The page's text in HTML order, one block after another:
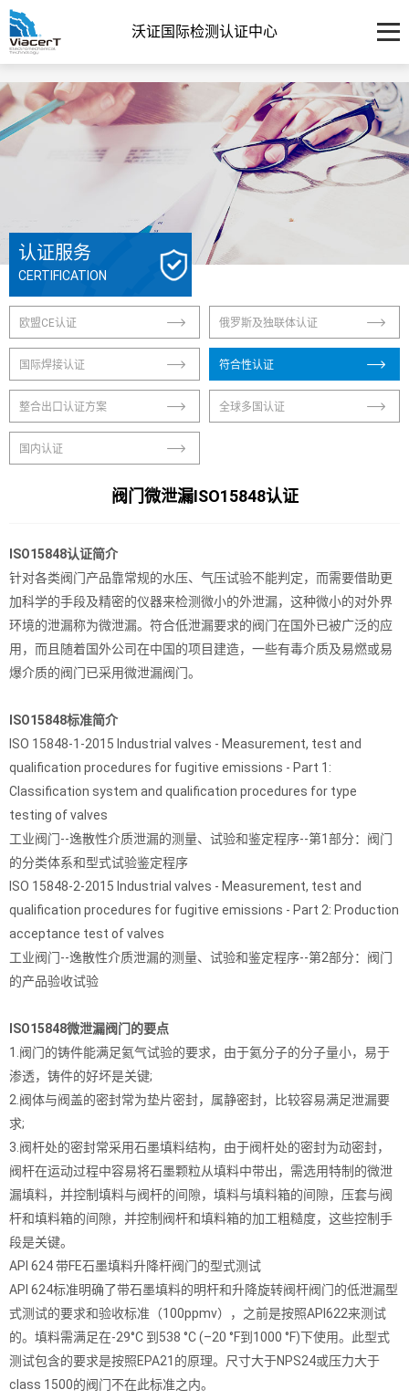
沃证国际检测认证中心
认证服务
CERTIFICATION
欧盟CE认证 俄罗斯及独联体认证
国际焊接认证 符合性认证
整合出口认证方案 全球多国认证
国内认证
阀门微泄漏ISO15848认证
ISO15848认证简介
针对各类阀门产品靠常规的水压、气压试验不能判定，而需要借助更
加科学的手段及精密的仪器来检测微小的外泄漏，这种微小的对外界
环境的泄漏称为微泄漏。符合低泄漏要求的阀门在国外已被广泛的应
用，而且随着国外公司在中国的项目建造，一些有毒介质及易燃或易
爆介质的阀门已采用微泄漏阀门。
ISO15848标准简介
ISO 15848-1-2015 Industrial valves - Measurement, test and
qualification procedures for fugitive emissions - Part 1:
Classification system and qualification procedures for type
testing of valves
工业阀门--逸散性介质泄漏的测量、试验和鉴定程序--第1部分：阀门
的分类体系和型式试验鉴定程序
ISO 15848-2-2015 Industrial valves - Measurement, test and
qualification procedures for fugitive emissions - Part 2: Production
acceptance test of valves
工业阀门--逸散性介质泄漏的测量、试验和鉴定程序--第2部分：阀门
的产品验收试验
ISO15848微泄漏阀门的要点
1.阀门的铸件能满足氦气试验的要求，由于氦分子的分子量小，易于
渗透，铸件的好坏是关键;
2.阀体与阀盖的密封常为垫片密封，属静密封，比较容易满足泄漏要
求;
3.阀杆处的密封常采用石墨填料结构，由于阀杆处的密封为动密封，
阀杆在运动过程中容易将石墨颗粒从填料中带出，需选用特制的微泄
漏填料，并控制填料与阀杆的间隙，填料与填料箱的间隙，压套与阀
杆和填料箱的间隙，并控制阀杆和填料箱的加工粗糙度，这些控制手
段是关键。
API 624 带FE石墨填料升降杆阀门的型式测试
API 624标准明确了带石墨填料的明杆和升降旋转阀杆阀门的低泄漏型
式测试的要求和验收标准（100ppmv），之前是按照API622来测试
的。填料需满足在-29°C 到538 °C (–20 °F到1000 °F)下使用。此型式
测试包含的要求是按照EPA21的原理。尺寸大于NPS24或压力大于
class 1500的阀门不在此标准之内。